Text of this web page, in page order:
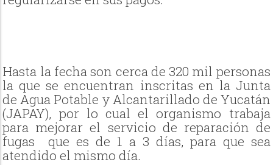
Hasta la fecha son cerca de 320 mil personas
la que se encuentran inscritas en la Junta
de Agua Potable y Alcantarillado de Yucatán
(JAPAY), por lo cual el organismo trabaja
para mejorar el servicio de reparación de
fugas que es de 1 a 3 días, para que sea
atendido el mismo día.